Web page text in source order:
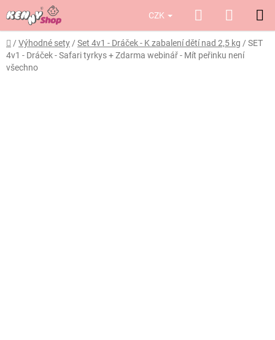
na
obsah
CZK Hledat
KOŠÍK
Domů
/ Výhodné sety / Set 4v1 - Dráček - K zabalení dětí nad 2,5 kg / SET
4v1 - Dráček - Safari tyrkys+ Zdarma webinář - Mít peřinku není
všechno